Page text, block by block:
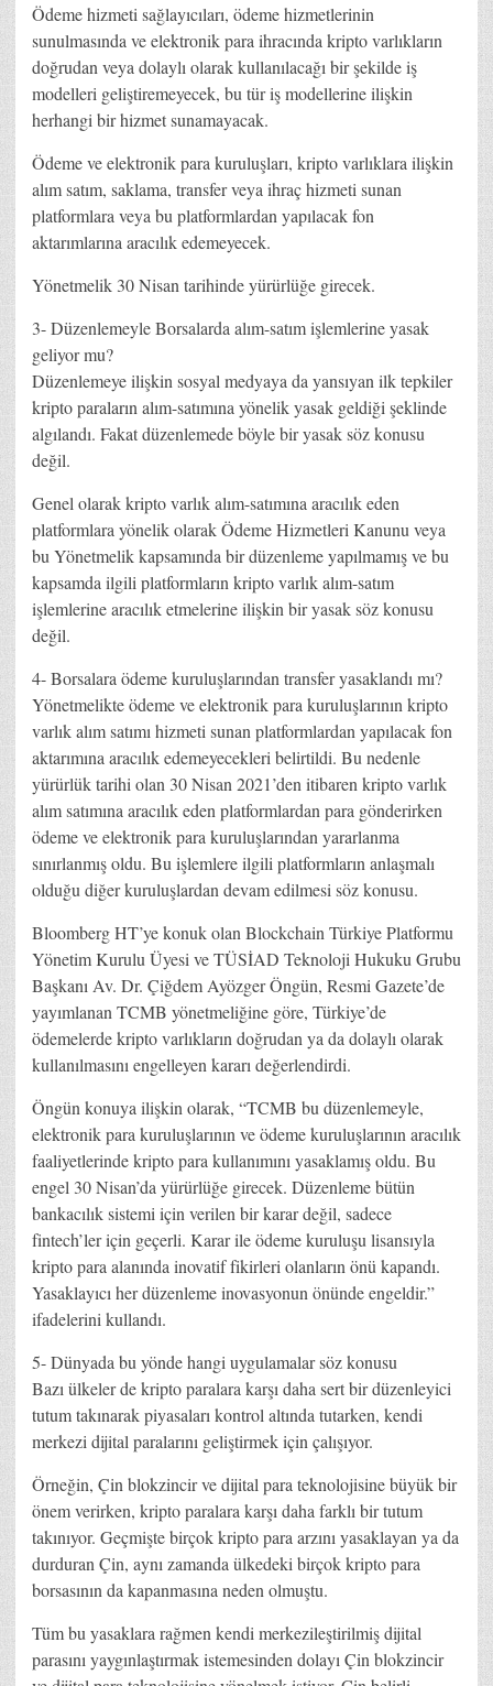
Ödeme hizmeti sağlayıcıları, ödeme hizmetlerinin
sunulmasında ve elektronik para ihracında kripto varlıkların
doğrudan veya dolaylı olarak kullanılacağı bir şekilde iş
modelleri geliştiremeyecek, bu tür iş modellerine ilişkin
herhangi bir hizmet sunamayacak.
Ödeme ve elektronik para kuruluşları, kripto varlıklara ilişkin
alım satım, saklama, transfer veya ihraç hizmeti sunan
platformlara veya bu platformlardan yapılacak fon
aktarımlarına aracılık edemeyecek.
Yönetmelik 30 Nisan tarihinde yürürlüğe girecek.
3- Düzenlemeyle Borsalarda alım-satım işlemlerine yasak
geliyor mu?
Düzenlemeye ilişkin sosyal medyaya da yansıyan ilk tepkiler
kripto paraların alım-satımına yönelik yasak geldiği şeklinde
algılandı. Fakat düzenlemede böyle bir yasak söz konusu
değil.
Genel olarak kripto varlık alım-satımına aracılık eden
platformlara yönelik olarak Ödeme Hizmetleri Kanunu veya
bu Yönetmelik kapsamında bir düzenleme yapılmamış ve bu
kapsamda ilgili platformların kripto varlık alım-satım
işlemlerine aracılık etmelerine ilişkin bir yasak söz konusu
değil.
4- Borsalara ödeme kuruluşlarından transfer yasaklandı mı?
Yönetmelikte ödeme ve elektronik para kuruluşlarının kripto
varlık alım satımı hizmeti sunan platformlardan yapılacak fon
aktarımına aracılık edemeyecekleri belirtildi. Bu nedenle
yürürlük tarihi olan 30 Nisan 2021’den itibaren kripto varlık
alım satımına aracılık eden platformlardan para gönderirken
ödeme ve elektronik para kuruluşlarından yararlanma
sınırlanmış oldu. Bu işlemlere ilgili platformların anlaşmalı
olduğu diğer kuruluşlardan devam edilmesi söz konusu.
Bloomberg HT’ye konuk olan Blockchain Türkiye Platformu
Yönetim Kurulu Üyesi ve TÜSİAD Teknoloji Hukuku Grubu
Başkanı Av. Dr. Çiğdem Ayözger Öngün, Resmi Gazete’de
yayımlanan TCMB yönetmeliğine göre, Türkiye’de
ödemelerde kripto varlıkların doğrudan ya da dolaylı olarak
kullanılmasını engelleyen kararı değerlendirdi.
Öngün konuya ilişkin olarak, “TCMB bu düzenlemeyle,
elektronik para kuruluşlarının ve ödeme kuruluşlarının aracılık
faaliyetlerinde kripto para kullanımını yasaklamış oldu. Bu
engel 30 Nisan’da yürürlüğe girecek. Düzenleme bütün
bankacılık sistemi için verilen bir karar değil, sadece
fintech’ler için geçerli. Karar ile ödeme kuruluşu lisansıyla
kripto para alanında inovatif fikirleri olanların önü kapandı.
Yasaklayıcı her düzenleme inovasyonun önünde engeldir.”
ifadelerini kullandı.
5- Dünyada bu yönde hangi uygulamalar söz konusu
Bazı ülkeler de kripto paralara karşı daha sert bir düzenleyici
tutum takınarak piyasaları kontrol altında tutarken, kendi
merkezi dijital paralarını geliştirmek için çalışıyor.
Örneğin, Çin blokzincir ve dijital para teknolojisine büyük bir
önem verirken, kripto paralara karşı daha farklı bir tutum
takınıyor. Geçmişte birçok kripto para arzını yasaklayan ya da
durduran Çin, aynı zamanda ülkedeki birçok kripto para
borsasının da kapanmasına neden olmuştu.
Tüm bu yasaklara rağmen kendi merkezileştirilmiş dijital
parasını yaygınlaştırmak istemesinden dolayı Çin blokzincir